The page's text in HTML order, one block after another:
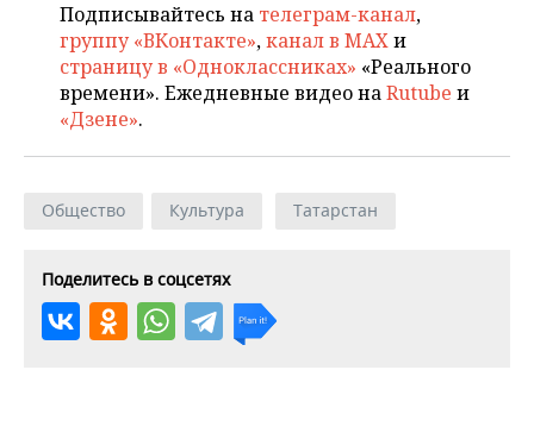
Подписывайтесь на телеграм-канал,
группу «ВКонтакте»,канал в MAXи
страницу в «Одноклассниках» «Реального
времени». Ежедневные видео наRutube и
«Дзене».
Общество Культура Татарстан
Поделитесь в соцсетях